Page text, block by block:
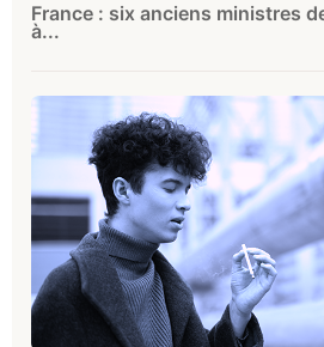
France : six anciens ministres
à...